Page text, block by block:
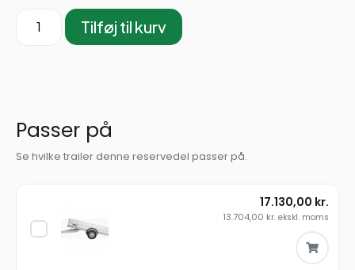
Tilføj til kurv
Passer på
Se hvilke trailer denne reservedel passer på.
17.130,00 kr.
13.704,00 kr. ekskl. moms